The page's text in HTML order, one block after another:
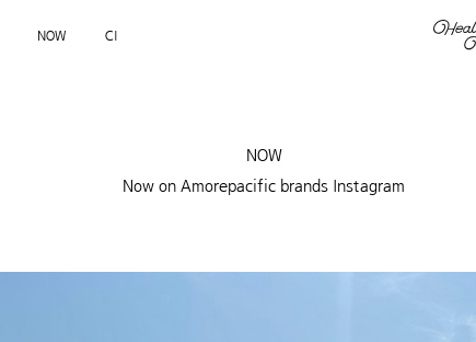
NOW CI
NOW
Now on Amorepacific brands Instagram